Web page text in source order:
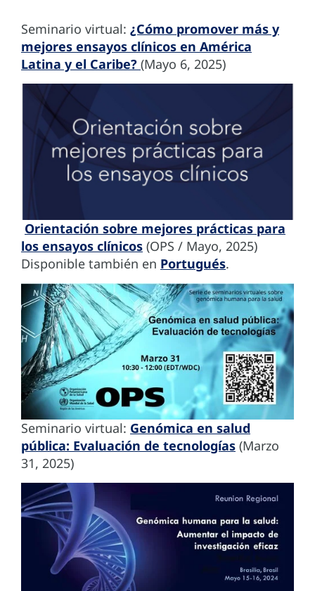
Seminario virtual: ¿Cómo promover más y
mejores ensayos clínicos en América
Latina y el Caribe? (Mayo 6, 2025)
Orientación sobre mejores prácticas para
los ensayos clínicos (OPS / Mayo, 2025)
Disponible también en Portugués.
Seminario virtual: Genómica en salud
pública: Evaluación de tecnologías (Marzo
31, 2025)